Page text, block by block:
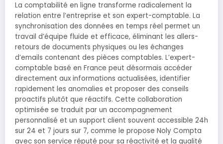
La comptabilité en ligne transforme radicalement la
relation entre l’entreprise et son expert-comptable. La
synchronisation des données en temps réel permet un
travail d’équipe fluide et efficace, éliminant les allers-
retours de documents physiques ou les échanges
d’emails contenant des pièces comptables. L’expert-
comptable basé en France peut désormais accéder
directement aux informations actualisées, identifier
rapidement les anomalies et proposer des conseils
proactifs plutôt que réactifs. Cette collaboration
optimisée se traduit par un accompagnement
personnalisé et un support client souvent accessible 24h
sur 24 et 7 jours sur 7, comme le propose Noly Compta
avec son service réputé pour sa réactivité et la qualité